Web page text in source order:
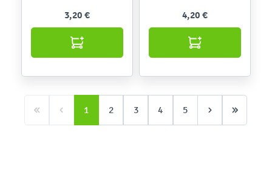
3,20 € 4,20 €
1 2 3 4 5